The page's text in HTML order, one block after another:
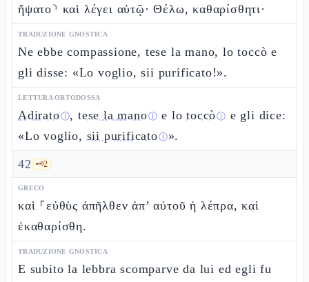
ἥψατο⸃ καὶ λέγει αὐτῷ· Θέλω, καθαρίσθητι·
TRADUZIONE GNOSTICA
Ne ebbe compassione, tese la mano, lo toccò e
gli disse: «Lo voglio, sii purificato!».
LETTURA ORTODOSSA
Adiratoⓘ,tese la manoⓘ e lotoccòⓘ e gli dice:
«Lo voglio, sii purificatoⓘ».
42 🗝️2
GRECO
καὶ ⸀εὐθὺς ἀπῆλθεν ἀπ’ αὐτοῦ ἡ λέπρα, καὶ
ἐκαθαρίσθη.
TRADUZIONE GNOSTICA
E subito la lebbra scomparve da lui ed egli fu